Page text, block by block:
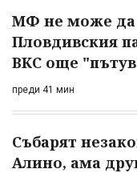
МФ не може да
Пловдивския
ВКС още
преди 41 мин
Събарят
Алино, ама